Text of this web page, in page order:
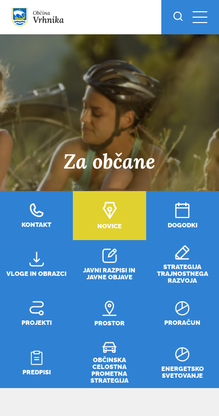
Skoči do osrednje vsebine
Za občane
KONTAKT NOVICE DOGODKI
VLOGE IN OBRAZCI
JAVNI RAZPISI IN
JAVNE OBJAVE
STRATEGIJA
TRAJNOSTNEGA
RAZVOJA
PROJEKTI PROSTOR PRORAČUN
PREDPISI
OBČINSKA
CELOSTNA
PROMETNA
STRATEGIJA
ENERGETSKO
SVETOVANJE